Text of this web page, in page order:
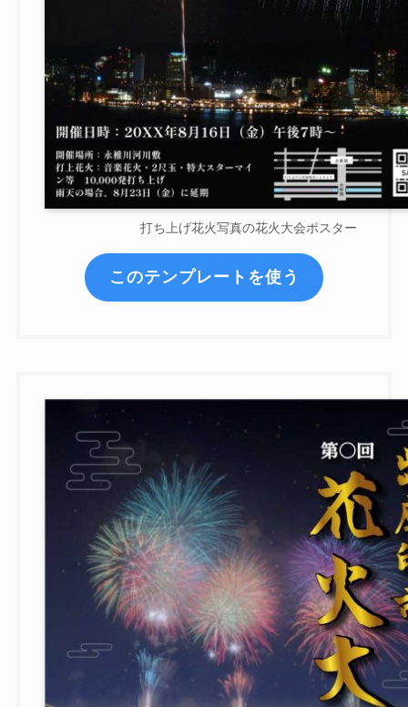
打ち上げ花火写真の花火大会ポスター
このテンプレートを使う